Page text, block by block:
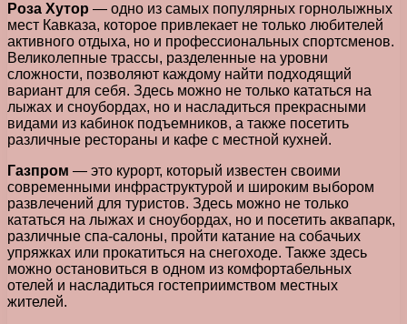
Роза Хутор — одно из самых популярных горнолыжных
мест Кавказа, которое привлекает не только любителей
активного отдыха, но и профессиональных спортсменов.
Великолепные трассы, разделенные на уровни
сложности, позволяют каждому найти подходящий
вариант для себя. Здесь можно не только кататься на
лыжах и сноубордах, но и насладиться прекрасными
видами из кабинок подъемников, а также посетить
различные рестораны и кафе с местной кухней.
Газпром — это курорт, который известен своими
современными инфраструктурой и широким выбором
развлечений для туристов. Здесь можно не только
кататься на лыжах и сноубордах, но и посетить аквапарк,
различные спа-салоны, пройти катание на собачьих
упряжках или прокатиться на снегоходе. Также здесь
можно остановиться в одном из комфортабельных
отелей и насладиться гостеприимством местных
жителей.